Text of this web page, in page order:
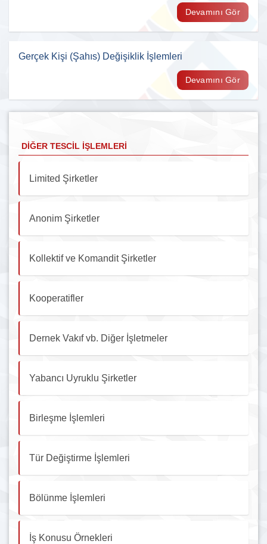
Devamını Gör
Gerçek Kişi (Şahıs) Değişiklik İşlemleri
Devamını Gör
DIĞER TESCIL İŞLEMLERI
Limited Şirketler
Anonim Şirketler
Kollektif ve Komandit Şirketler
Kooperatifler
Dernek Vakıf vb. Diğer İşletmeler
Yabancı Uyruklu Şirketler
Birleşme İşlemleri
Tür Değiştirme İşlemleri
Bölünme İşlemleri
İş Konusu Örnekleri